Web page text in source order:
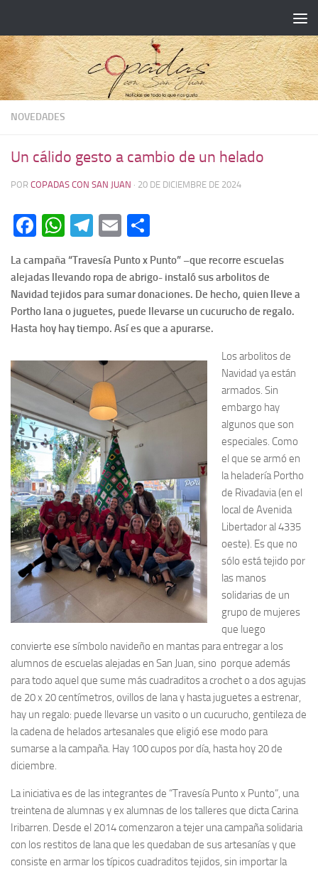
NOVEDADES
Un cálido gesto a cambio de un helado
POR COPADAS CON SAN JUAN · 20 DE DICIEMBRE DE 2024
Facebook
WhatsApp
Telegram
Email
La campaña “Travesía Punto x Punto” –que recorre escuelas
alejadas llevando ropa de abrigo- instaló sus arbolitos de
Navidad tejidos para sumar donaciones. De hecho, quien lleve a
Portho lana o juguetes, puede llevarse un cucurucho de regalo.
Hasta hoy hay tiempo. Así es que a apurarse.
Los arbolitos de
Navidad ya están
armados. Sin
embargo hay
algunos que son
especiales. Como
el que se armó en
la heladería Portho
de Rivadavia (en el
local de Avenida
Libertador al 4335
oeste). Es que no
sólo está tejido por
las manos
solidarias de un
grupo de mujeres
que luego
convierte ese símbolo navideño en mantas para entregar a los
alumnos de escuelas alejadas en San Juan, sino porque además
para todo aquel que sume más cuadraditos a crochet o a dos agujas
de 20 x 20 centímetros, ovillos de lana y hasta juguetes a estrenar,
hay un regalo: puede llevarse un vasito o un cucurucho, gentileza de
la cadena de helados artesanales que eligió ese modo para
sumarse a la campaña. Hay 100 cupos por día, hasta hoy 20 de
diciembre.
La iniciativa es de las integrantes de “Travesía Punto x Punto”, una
treintena de alumnas y ex alumnas de los talleres que dicta Carina
Iribarren. Desde el 2014 comenzaron a tejer una campaña solidaria
con los restitos de lana que les quedaban de sus artesanías y que
consiste en armar los típicos cuadraditos tejidos, sin importar la